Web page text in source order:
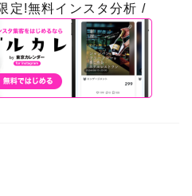
定!無料インスタ分析 /